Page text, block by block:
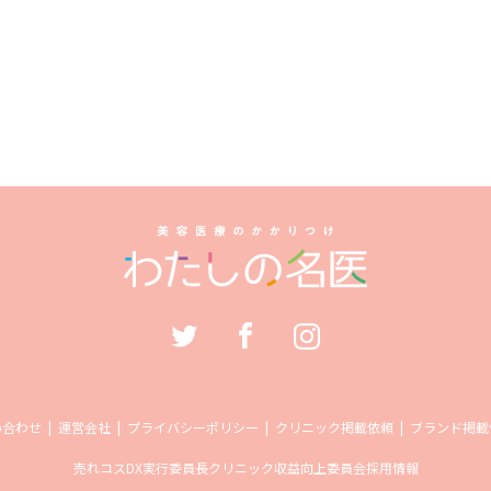
わせ 運営会社 プライバシーポリシー クリニック掲載依頼 ブランド掲
売れコスDX実行委員長クリニック収益向上委員会採用情報